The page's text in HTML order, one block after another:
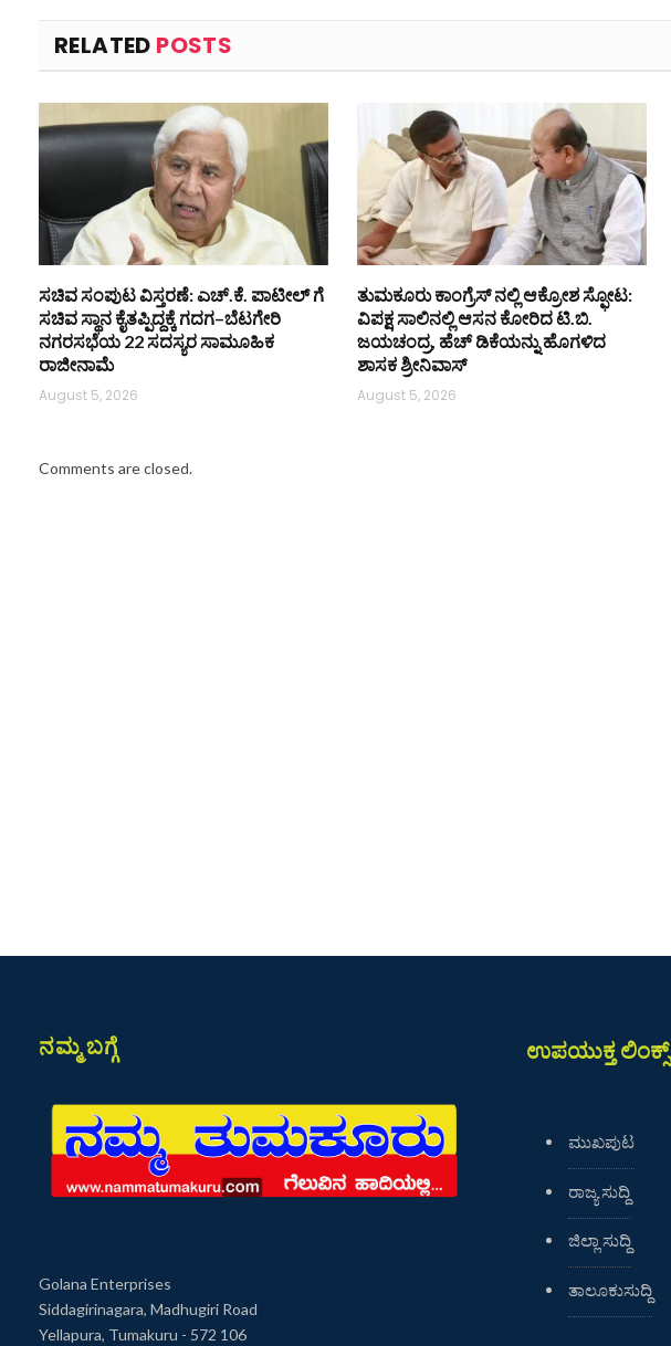
RELATED POSTS
ಸಚಿವ ಸಂಪುಟ ವಿಸ್ತರಣೆ: ಎಚ್.ಕೆ. ಪಾಟೀಲ್ ಗೆ
ಸಚಿವ ಸ್ಥಾನ ಕೈತಪ್ಪಿದ್ದಕ್ಕೆ ಗದಗ–ಬೆಟಗೇರಿ
ನಗರಸಭೆಯ 22 ಸದಸ್ಯರ ಸಾಮೂಹಿಕ
ರಾಜೀನಾಮೆ
August 5, 2026
ತುಮಕೂರು ಕಾಂಗ್ರೆಸ್ ನಲ್ಲಿ ಆಕ್ರೋಶ ಸ್ಫೋಟ:
ವಿಪಕ್ಷ ಸಾಲಿನಲ್ಲಿ ಆಸನ ಕೋರಿದ ಟಿ.ಬಿ.
ಜಯಚಂದ್ರ, ಹೆಚ್ ಡಿಕೆಯನ್ನು ಹೊಗಳಿದ
ಶಾಸಕ ಶ್ರೀನಿವಾಸ್
August 5, 2026
Comments are closed.
ನಮ್ಮ ಬಗ್ಗೆ
Golana Enterprises
Siddagirinagara, Madhugiri Road
Yellapura, Tumakuru - 572 106
ಉಪಯುಕ್ತ ಲಿಂಕ್ಸ್
ಮುಖಪುಟ
ರಾಜ್ಯ ಸುದ್ದಿ
ಜಿಲ್ಲಾ ಸುದ್ದಿ
ತಾಲೂಕುಸುದ್ದಿ